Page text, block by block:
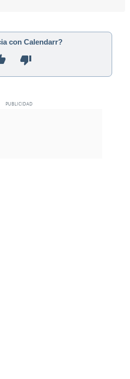
con Calendarr?